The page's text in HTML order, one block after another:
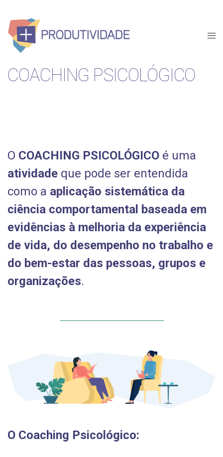
COACHING PSICOLÓGICO
O COACHING PSICOLÓGICO é uma
atividade que pode ser entendida
como a aplicação sistemática da
ciência comportamental baseada em
evidências à melhoria da experiência
de vida, do desempenho no trabalho e
do bem-estar das pessoas, grupos e
organizações.
O Coaching Psicológico: